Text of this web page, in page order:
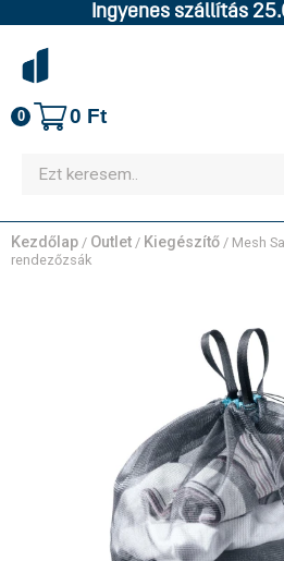
Ingyenes szállítás
0 0 Ft
Kezdőlap / Outlet / Kiegészítő / Mesh
rendezőzsák